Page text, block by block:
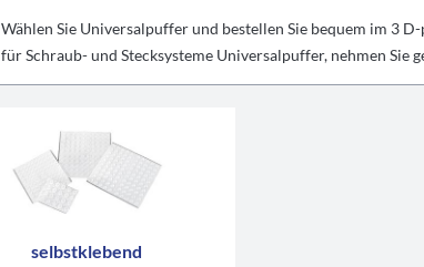
Wählen Sie Universalpuffer und bestellen Sie bequem im 3
für Schraub- und Stecksysteme Universalpuffer, nehmen Sie
selbstklebend